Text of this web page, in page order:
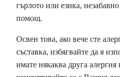
гърлото или езика,
помощ.
Освен това, ако вече сте
съставка, избягвайте да я
имате някаква друга